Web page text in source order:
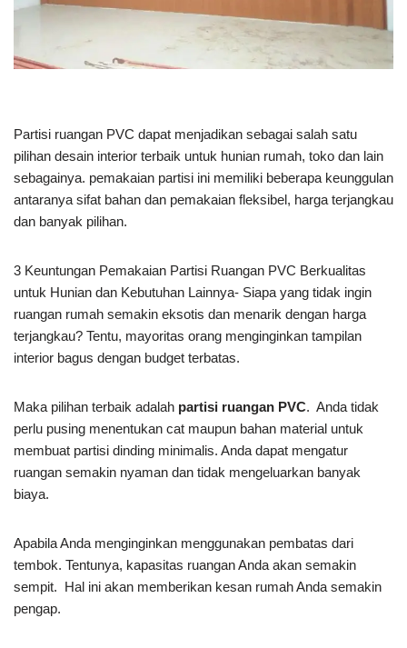
Partisi ruangan PVC dapat menjadikan sebagai salah satu
pilihan desain interior terbaik untuk hunian rumah, toko dan lain
sebagainya. pemakaian partisi ini memiliki beberapa keunggulan
antaranya sifat bahan dan pemakaian fleksibel, harga terjangkau
dan banyak pilihan.
3 Keuntungan Pemakaian Partisi Ruangan PVC Berkualitas
untuk Hunian dan Kebutuhan Lainnya- Siapa yang tidak ingin
ruangan rumah semakin eksotis dan menarik dengan harga
terjangkau? Tentu, mayoritas orang menginginkan tampilan
interior bagus dengan budget terbatas.
Maka pilihan terbaik adalah partisi ruangan PVC. Anda tidak
perlu pusing menentukan cat maupun bahan material untuk
membuat partisi dinding minimalis. Anda dapat mengatur
ruangan semakin nyaman dan tidak mengeluarkan banyak
biaya.
Apabila Anda menginginkan menggunakan pembatas dari
tembok. Tentunya, kapasitas ruangan Anda akan semakin
sempit. Hal ini akan memberikan kesan rumah Anda semakin
pengap.